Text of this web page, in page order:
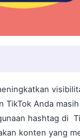
TikTok Anda
hashtag di
konten yang